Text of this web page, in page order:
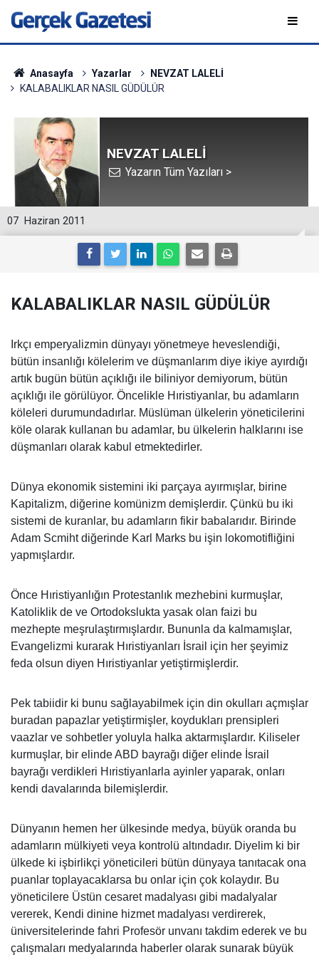
Anasayfa Yazarlar
NEVZAT LALELİ
KALABALIKLAR NASIL GÜDÜLÜR
NEVZAT LALELİ
Yazarın Tüm Yazıları >
07 Haziran 2011
KALABALIKLAR NASIL GÜDÜLÜR
Irkçı emperyalizmin dünyayı yönetmeye heveslendiği,
bütün insanlığı kölelerim ve düşmanlarım diye ikiye ayırdığı
artık bugün bütün açıklığı ile biliniyor demiyorum, bütün
açıklığı ile görülüyor. Öncelikle Hıristiyanlar, bu adamların
köleleri durumundadırlar. Müslüman ülkelerin yöneticilerini
köle olarak kullanan bu adamlar, bu ülkelerin halklarını ise
düşmanları olarak kabul etmektedirler.
Dünya ekonomik sistemini iki parçaya ayırmışlar, birine
Kapitalizm, diğerine komünizm demişlerdir. Çünkü bu iki
sistemi de kuranlar, bu adamların fikir babalarıdır. Birinde
Adam Scmiht diğerinde Karl Marks bu işin lokomotifliğini
yapmışlardır.
Önce Hıristiyanlığın Protestanlık mezhebini kurmuşlar,
Katoliklik de ve Ortodokslukta yasak olan faizi bu
mezhepte meşrulaştırmışlardır. Bununla da kalmamışlar,
Evangelizmi kurarak Hıristiyanları İsrail için her şeyimiz
feda olsun diyen Hıristiyanlar yetiştirmişlerdir.
Pek tabiidir ki bunu sağlayabilmek için din okulları açmışlar
buradan papazlar yetiştirmişler, koydukları prensipleri
vaazlar ve sohbetler yoluyla halka aktarmışlardır. Kiliseler
kurmuşlar, bir elinde ABD bayrağı diğer elinde İsrail
bayrağı verdikleri Hıristiyanlarla ayinler yaparak, onları
kendi davalarında bilemişlerdir.
Dünyanın hemen her ülkesinde medya, büyük oranda bu
adamların mülkiyeti veya kontrolü altındadır. Diyelim ki bir
ülkede ki işbirlikçi yöneticileri bütün dünyaya tanıtacak ona
puanlar toplayacaklarsa bu onlar için çok kolaydır. Bu
yöneticilere Üstün cesaret madalyası gibi madalyalar
vererek, Kendi dinine hizmet madalyası verdirerek,
üniversitelerinde fahri Profesör unvanı takdim ederek ve bu
çalışmaları medyalarında haberler olarak sunarak büyük